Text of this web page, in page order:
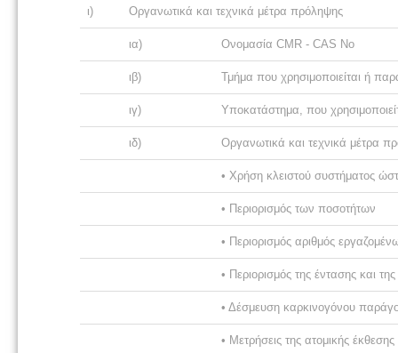
ι) Οργανωτικά και τεχνικά μέτρα πρόληψης
ια) Ονομασία CMR - CAS No
ιβ) Τμήμα που χρησιμοποιείται ή
ιγ) Υποκατάστημα, που
ιδ) Οργανωτικά και τεχνικά μέτρα
• Χρήση κλειστού συστήματος
• Περιορισμός των ποσοτήτων
• Περιορισμός αριθμός
• Περιορισμός της έντασης και
• Δέσμευση καρκινογόνου
• Μετρήσεις της ατομικής